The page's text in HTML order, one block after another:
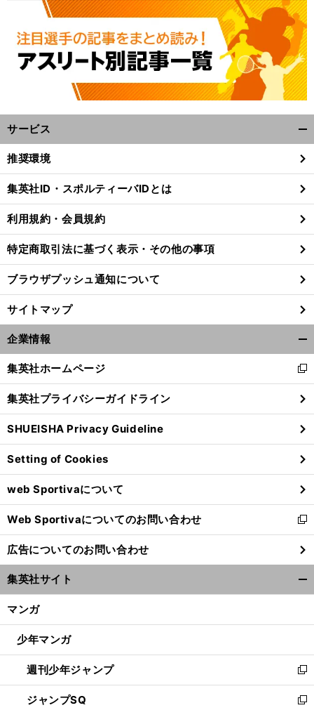
サービス
閉
る
推奨環境
集英社ID・スポルティーバIDとは
利用規約・会員規約
特定商取引法に基づく表示・その他の事項
ブラウザプッシュ通知について
サイトマップ
企業情報
閉
る
集英社ホームページ
新
し
い
ウ
ィ
ン
ド
ウ
で
開
く
集英社プライバシーガイドライン
SHUEISHA Privacy Guideline
Setting of Cookies
web Sportivaについて
Web Sportivaについてのお問い合わせ
新
し
い
ウ
ィ
ン
ウ
開
く
広告についてのお問い合わせ
集英社サイト
マンガ
少年マンガ
週刊少年ジャンプ
新
し
い
ジャンプSQ
新